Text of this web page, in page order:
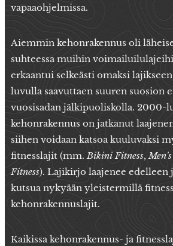
vapaaohjelmissa.
Aiemmin kehonrakennus oli
suhteessa muihin
erkaantui selkeästi omaksi
luvulla saavuttaen suuren suosion
vuosisadan jälkipuoliskolla. 2000-
kehonrakennus on jatkanut
siihen voidaan katsoa kuuluvaksi
fitnesslajit (mm.Bikini Fitness,Men
Fitness). Lajikirjo laajenee edelleen
kutsua nykyään yleistermillä
kehonrakennuslajit.
Kaikissa kehonrakennus- ja